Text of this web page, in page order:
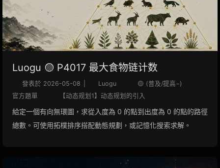
Luogu 🟡 P4017 最大食物链计数
發表於 2026-05-08 Luogu
🟡 (普及/提高−)
官方題單
【动态规划1】动态规划的引入
給定一個有向無環圖，求從入度為 0 的點到出度為 0 的點的路徑
總數。可使用拓樸排序搭配動態規劃，或記憶化搜索求解。